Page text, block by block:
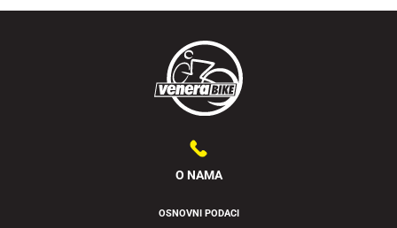
O NAMA
OSNOVNI PODACI